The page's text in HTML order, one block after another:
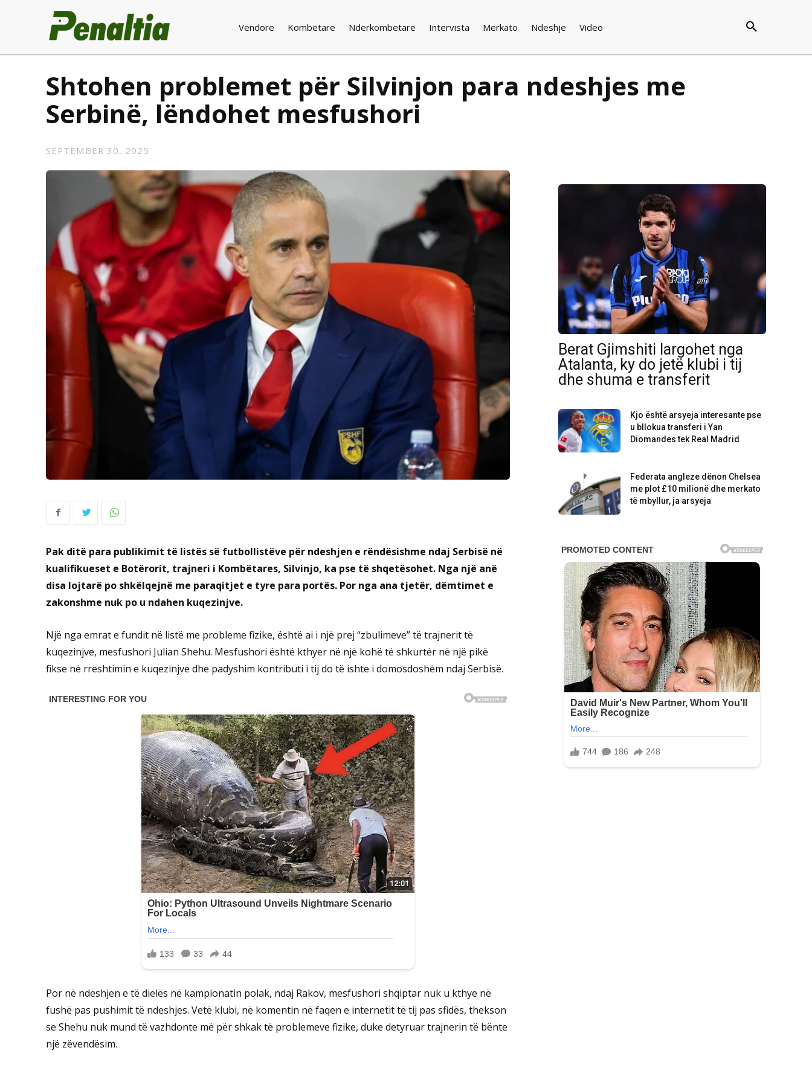
Vendore Kombëtare Ndërkombëtare Intervista Merkato Ndeshje Video
Shtohen problemet për Silvinjon para ndeshjes me
Serbinë, lëndohet mesfushori
SEPTEMBER 30, 2025
Pak ditë para publikimit të listës së futbollistëve për ndeshjen e rëndësishme ndaj Serbisë në
kualifikueset e Botërorit, trajneri i Kombëtares, Silvinjo, ka pse të shqetësohet. Nga një anë
disa lojtarë po shkëlqejnë me paraqitjet e tyre para portës. Por nga ana tjetër, dëmtimet e
zakonshme nuk po u ndahen kuqezinjve.
Një nga emrat e fundit në listë me probleme fizike, është ai i një prej “zbulimeve” të trajnerit të
kuqezinjve, mesfushori Julian Shehu. Mesfushori është kthyer në një kohë të shkurtër në një pikë
fikse në rreshtimin e kuqezinjve dhe padyshim kontributi i tij do të ishte i domosdoshëm ndaj Serbisë.
Por në ndeshjen e të dielës në kampionatin polak, ndaj Rakov, mesfushori shqiptar nuk u kthye në
fushë pas pushimit të ndeshjes. Vetë klubi, në komentin në faqen e internetit të tij pas sfidës, thekson
se Shehu nuk mund të vazhdonte më për shkak të problemeve fizike, duke detyruar trajnerin të bënte
një zëvendësim.
Berat Gjimshiti largohet nga
Atalanta, ky do jetë klubi i tij
dhe shuma e transferit
Kjo është arsyeja interesante pse
u bllokua transferi i Yan
Diomandes tek Real Madrid
Federata angleze dënon Chelsea
me plot £10 milionë dhe merkato
të mbyllur, ja arsyeja